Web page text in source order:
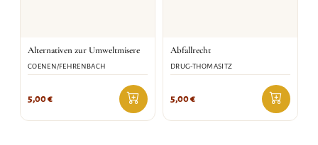
Alternativen zur Umweltmisere
COENEN/FEHRENBACH
5,00€
Abfallrecht
DRUG-THOMASITZ
5,00€